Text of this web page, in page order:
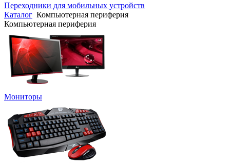
Переходники для мобильных устройств
Каталог Компьютерная периферия
Компьютерная периферия
Мониторы